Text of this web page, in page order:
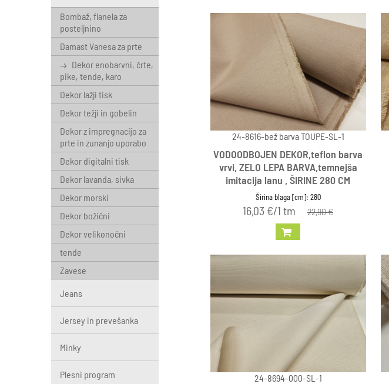
Bombaž, flanela za
posteljnino
Damast Vanesa za prte
Dekor enobarvni, črte,
pike, tende, karo
Dekor lažji tisk
Dekor težji in gobelin
Dekor z impregnacijo za
prte in zunanjo uporabo
Dekor digitalni tisk
Dekor lavanda, sivka
Dekor morski
Dekor božični
Dekor velikonočni
tende
Zavese
Jeans
Jersey in prevešanka
Minky
Plesni program
24-8616-bež barva TOUPE-SL-1
VODOODBOJEN DEKOR,teflon barva
vrvi, ZELO LEPA BARVA,temnejša
imitacija lanu , ŠIRINE 280 CM
Širina blaga [cm]: 280
16,03 €/1 tm 22,90 €
24-8694-000-SL-1